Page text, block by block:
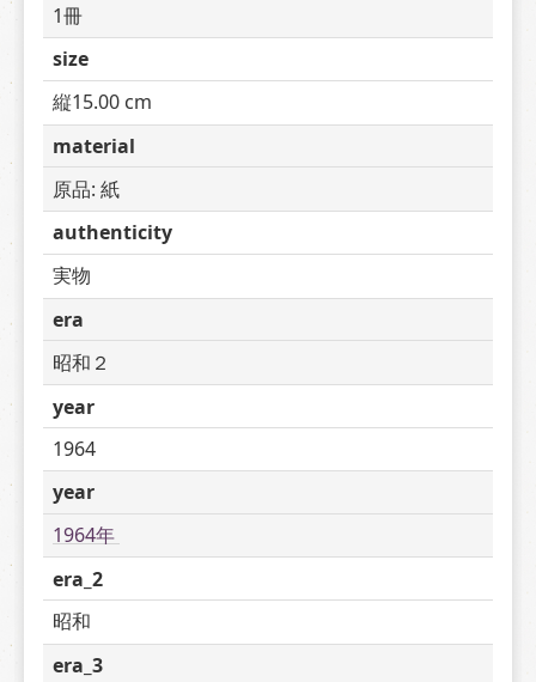
1冊
size
縦15.00 cm
material
原品: 紙
authenticity
実物
era
昭和２
year
1964
year
1964年
era_2
昭和
era_3